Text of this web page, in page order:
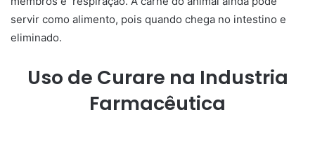
servir como alimento, pois quando chega no intestino e
eliminado.
Uso de Curare na Industria
Farmacêutica